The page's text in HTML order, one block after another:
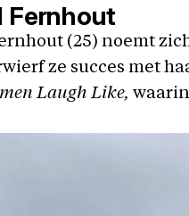
Fernhout
(25) noemt
ze succes met
Laugh Like,